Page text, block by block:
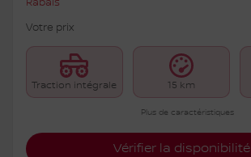
Rabais
Votre prix
Traction intégrale 15 km
Plus de caractéristiques
Vérifier la disponibilité